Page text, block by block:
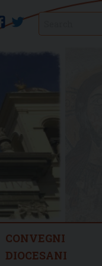
twitter
facebook
CONVEGNI
DIOCESANI